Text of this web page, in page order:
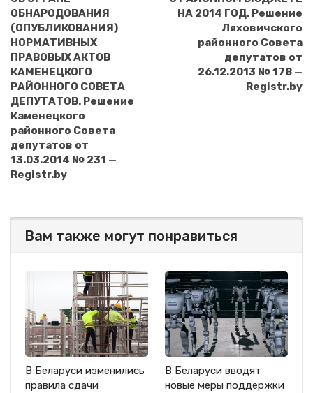
ОБНАРОДОВАНИЯ
(ОПУБЛИКОВАНИЯ)
НОРМАТИВНЫХ
ПРАВОВЫХ АКТОВ
КАМЕНЕЦКОГО
РАЙОННОГО СОВЕТА
ДЕПУТАТОВ. Решение
Каменецкого
районного Совета
депутатов от
13.03.2014 № 231 —
Registr.by
НА 2014 ГОД. Решение
Ляховичского
районного Совета
депутатов от
26.12.2013 № 178 —
Registr.by
Вам также могут понравиться
В Беларуси изменились
правила сдачи
В Беларуси вводят
новые меры поддержки